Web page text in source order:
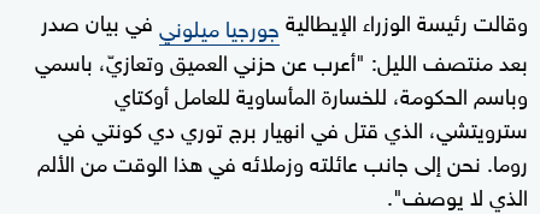
وقالت رئيسة الوزراء الإيطاليةجورجيا ميلونيفي بيان صدر
بعد منتصف الليل: "أعرب عن حزني العميق وتعازيّ، باسمي
وباسم الحكومة، للخسارة المأساوية للعامل أوكتاي
سترويتشي، الذي قتل في انهيار برج توري دي كونتي في
روما. نحن إلى جانب عائلته وزملائه في هذا الوقت من الألم
الذي لا يوصف".